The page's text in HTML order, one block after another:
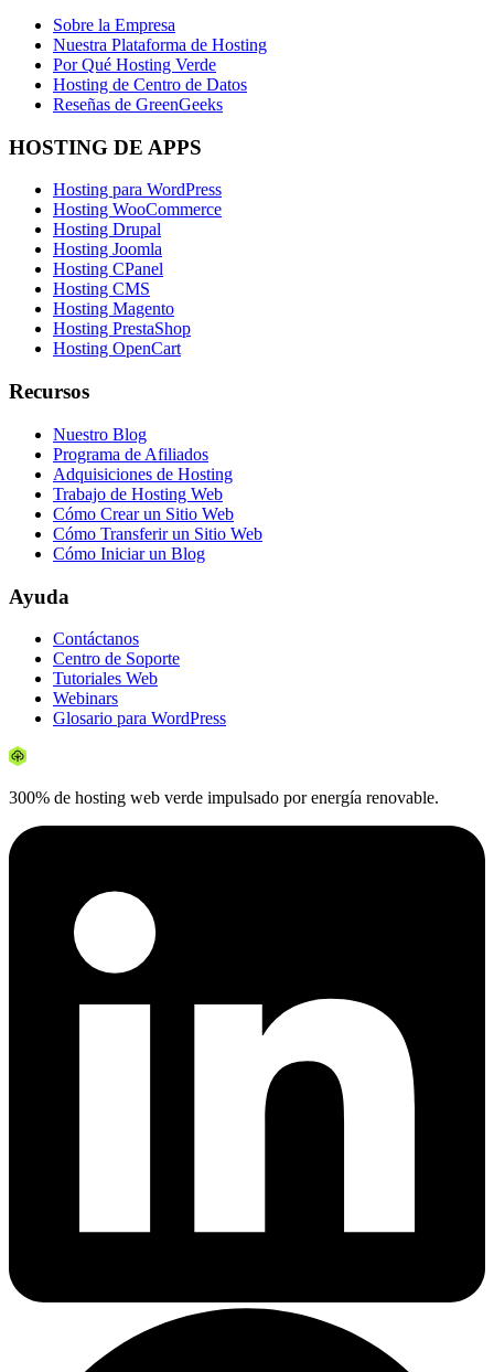
Sobre la Empresa
Nuestra Plataforma de Hosting
Por Qué Hosting Verde
Hosting de Centro de Datos
Reseñas de GreenGeeks
HOSTING DE APPS
Hosting para WordPress
Hosting WooCommerce
Hosting Drupal
Hosting Joomla
Hosting CPanel
Hosting CMS
Hosting Magento
Hosting PrestaShop
Hosting OpenCart
Recursos
Nuestro Blog
Programa de Afiliados
Adquisiciones de Hosting
Trabajo de Hosting Web
Cómo Crear un Sitio Web
Cómo Transferir un Sitio Web
Cómo Iniciar un Blog
Ayuda
Contáctanos
Centro de Soporte
Tutoriales Web
Webinars
Glosario para WordPress
300% de hosting web verde impulsado por energía renovable.